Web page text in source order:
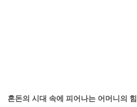
혼돈의 시대 속에 피어나는 어머니의 힘